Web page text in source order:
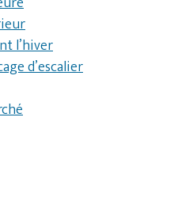
l’hiver
d’escalier